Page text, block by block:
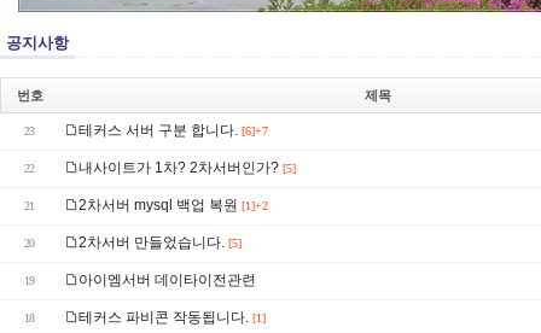
공지사항
번호 제목
23 테커스 서버 구분 합니다. [6]+7
22 내사이트가 1차? 2차서버인가? [5]
21 2차서버 mysql 백업 복원 [1]+2
20 2차서버 만들었습니다. [5]
19 아이엠서버 데이타이전관련
18 테커스 파비콘 작동됩니다. [1]